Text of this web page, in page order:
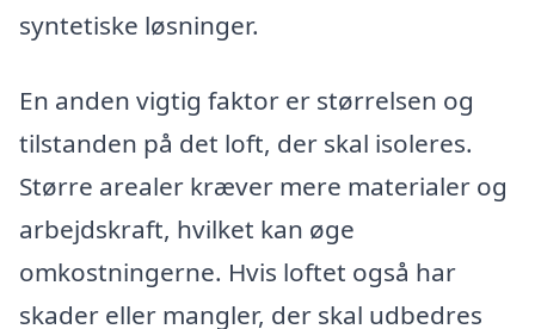
syntetiske løsninger.
En anden vigtig faktor er størrelsen og
tilstanden på det loft, der skal isoleres.
Større arealer kræver mere materialer og
arbejdskraft, hvilket kan øge
omkostningerne. Hvis loftet også har
skader eller mangler, der skal udbedres